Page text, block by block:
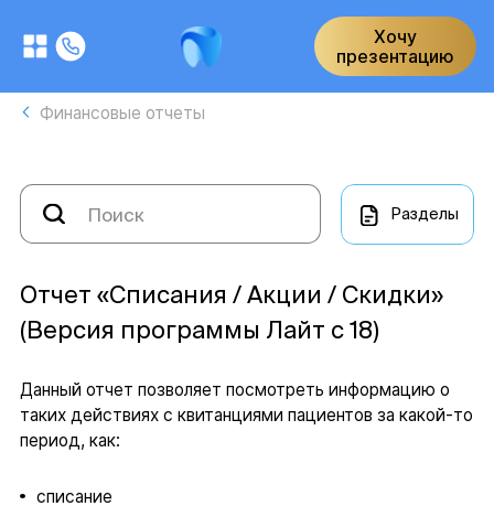
Хочу
презентацию
Финансовые отчеты
Разделы
Отчет «Cписания / Акции / Скидки»
(Версия программы Лайт с 18)
Данный отчет позволяет посмотреть информацию о
таких действиях с квитанциями пациентов за какой-то
период, как:
списание